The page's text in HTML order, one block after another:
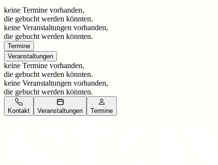
keine Termine vorhanden,
die gebucht werden könnten.
keine Veranstaltungen vorhanden,
die gebucht werden könnten.
Termine
Veranstaltungen
keine Termine vorhanden,
die gebucht werden könnten.
keine Veranstaltungen vorhanden,
die gebucht werden könnten.
Kontakt Veranstaltungen Termine